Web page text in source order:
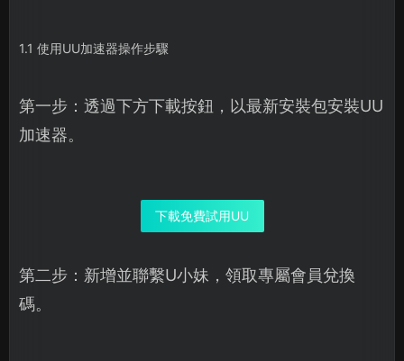
1.1 使用UU加速器操作步驟
第一步：透過下方下載按鈕，以最新安裝包安裝UU
加速器。
下載免費試用UU
第二步：新增並聯繫U小妹，領取專屬會員兌換
碼。